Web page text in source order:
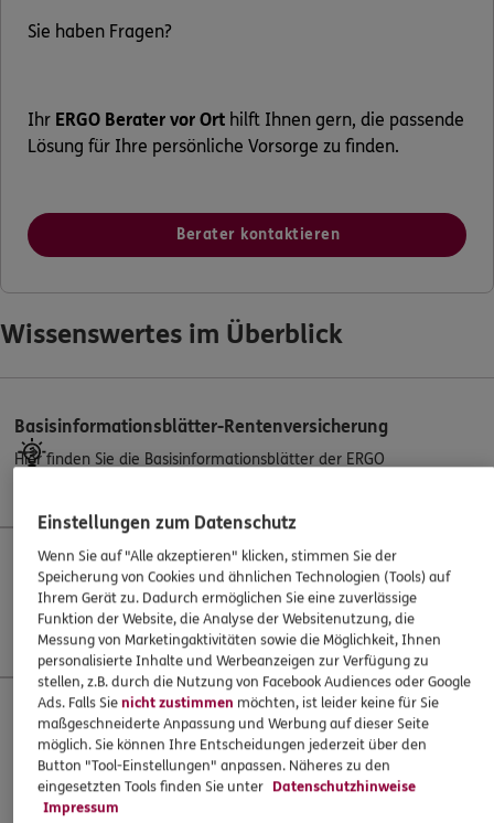
Sie haben Fragen?
Ihr ERGO Berater vor Ort hilft Ihnen gern, die passende
Lösung für Ihre persönliche Vorsorge zu finden.
Berater kontaktieren
Wissenswertes im Überblick
Basisinformationsblätter-Rentenversicherung
Hier finden Sie die Basisinformationsblätter der ERGO
Produktinformationsblätter
Hier finden Sie die Muster-Produktinformationsblätter der ERGO
Basis-Renten Produkte
Produktbezogene Informationen gemäß EU-
Offenlegungsverordnung
Hier finden Sie weitere Informationen zu den ERGO Produkten.
Einstellungen zum Datenschutz
Wenn Sie auf "Alle akzeptieren" klicken, stimmen Sie der
Speicherung von Cookies und ähnlichen Technologien (Tools) auf
Ihrem Gerät zu. Dadurch ermöglichen Sie eine zuverlässige
Funktion der Website, die Analyse der Websitenutzung, die
Messung von Marketingaktivitäten sowie die Möglichkeit, Ihnen
personalisierte Inhalte und Werbeanzeigen zur Verfügung zu
stellen, z.B. durch die Nutzung von Facebook Audiences oder Google
Ads. Falls Sienicht zustimmen möchten, ist leider keine für Sie
maßgeschneiderte Anpassung und Werbung auf dieser Seite
möglich. Sie können Ihre Entscheidungen jederzeit über den
Button "Tool-Einstellungen" anpassen. Näheres zu den
eingesetzten Tools finden Sie unter Datenschutzhinweise
Impressum